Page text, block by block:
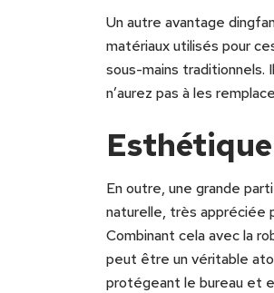
Un autre avantage
matériaux utilisés pour
sous-mains traditionnels.
n’aurez pas à les
En outre, une grande
naturelle, très appréciée
Combinant cela avec la
peut être un véritable
protégeant le bureau et